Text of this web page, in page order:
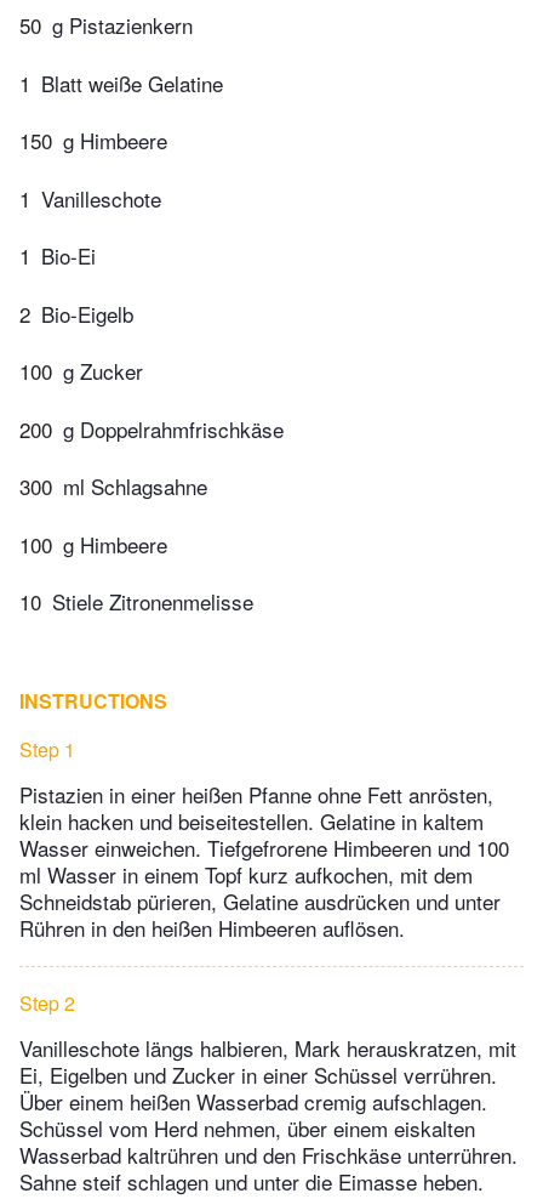
50 g Pistazienkern
1 Blatt weiße Gelatine
150 g Himbeere
1 Vanilleschote
1 Bio-Ei
2 Bio-Eigelb
100 g Zucker
200 g Doppelrahmfrischkäse
300 ml Schlagsahne
100 g Himbeere
10 Stiele Zitronenmelisse
INSTRUCTIONS
Step 1
Pistazien in einer heißen Pfanne ohne Fett anrösten,
klein hacken und beiseitestellen. Gelatine in kaltem
Wasser einweichen. Tiefgefrorene Himbeeren und 100
ml Wasser in einem Topf kurz aufkochen, mit dem
Schneidstab pürieren, Gelatine ausdrücken und unter
Rühren in den heißen Himbeeren auflösen.
Step 2
Vanilleschote längs halbieren, Mark herauskratzen, mit
Ei, Eigelben und Zucker in einer Schüssel verrühren.
Über einem heißen Wasserbad cremig aufschlagen.
Schüssel vom Herd nehmen, über einem eiskalten
Wasserbad kaltrühren und den Frischkäse unterrühren.
Sahne steif schlagen und unter die Eimasse heben.